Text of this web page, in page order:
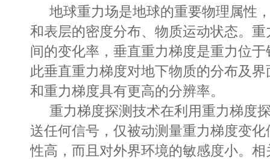
地球重力场是地球的重要物理属性
和表层的密度分布、物质运动状态。
间的变化率，垂直重力梯度是重力位
此垂直重力梯度对地下物质的分布及
和重力梯度具有更高的分辨率。
重力梯度探测技术在利用重力梯度
送任何信号，仅被动测量重力梯度变
性高，而且对外界环境的敏感度小。